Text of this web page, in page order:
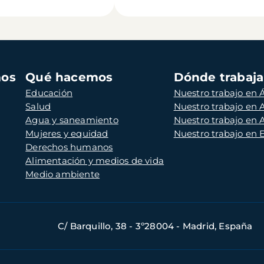
Qué hacemos
Educación
Salud
Agua y saneamiento
Mujeres y equidad
Derechos humanos
Alimentación y medios de vida
Medio ambiente
Dónde
Nuestro trabajo en
Nuestro trabajo en
Nuestro trabajo en
Nuestro trabajo en
C/ Barquillo, 38 - 3º28004 - Madrid, España